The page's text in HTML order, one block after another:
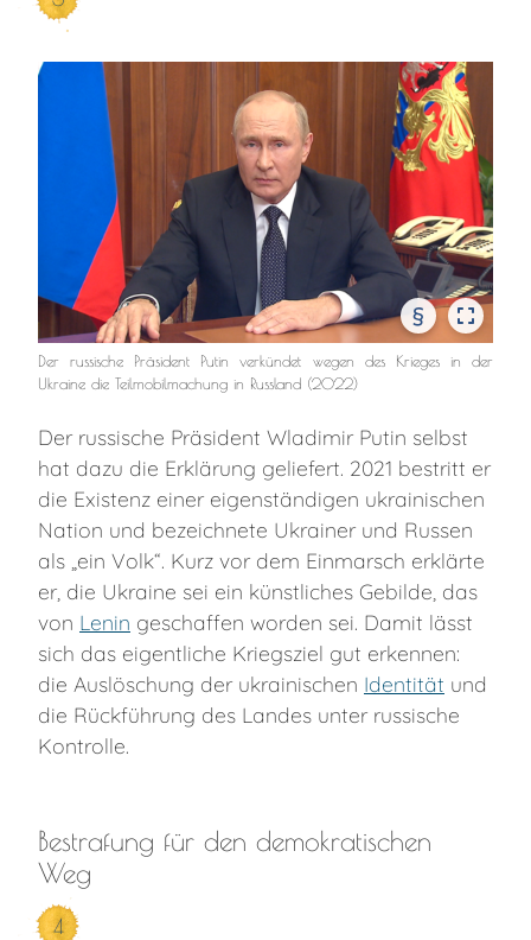
§
Der russische Präsident Putin verkündet wegen des Krieges in der
Ukraine die Teilmobilmachung in Russland (2022)
Der russische Präsident Wladimir Putin selbst
hat dazu die Erklärung geliefert. 2021 bestritt er
die Existenz einer eigenständigen ukrainischen
Nation und bezeichnete Ukrainer und Russen
als „ein Volk“. Kurz vor dem Einmarsch erklärte
er, die Ukraine sei ein künstliches Gebilde, das
von Lenin geschaffen worden sei. Damit lässt
sich das eigentliche Kriegsziel gut erkennen:
die Auslöschung der ukrainischen Identität und
die Rückführung des Landes unter russische
Kontrolle.
Bestrafung für den demokratischen
Weg
4